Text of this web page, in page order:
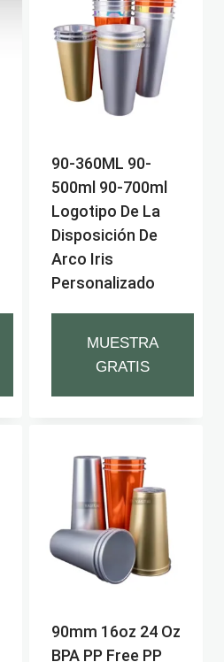
90-360ML 90-
500ml 90-700ml
Logotipo De La
Disposición De
Arco Iris
Personalizado
MUESTRA
GRATIS
90mm 16oz 24 Oz
BPA PP Free PP